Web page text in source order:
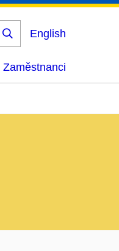
Vyhledat
English
Zaměstnanci